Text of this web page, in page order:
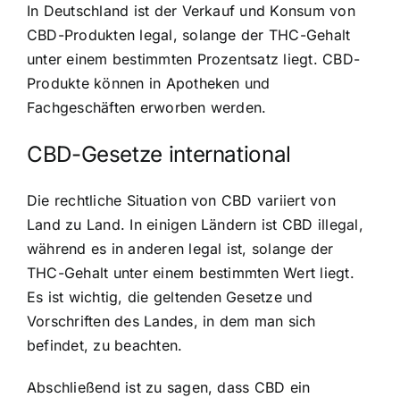
In Deutschland ist der Verkauf und Konsum von
CBD-Produkten legal, solange der THC-Gehalt
unter einem bestimmten Prozentsatz liegt. CBD-
Produkte können in Apotheken und
Fachgeschäften erworben werden.
CBD-Gesetze international
Die rechtliche Situation von CBD variiert von
Land zu Land. In einigen Ländern ist CBD illegal,
während es in anderen legal ist, solange der
THC-Gehalt unter einem bestimmten Wert liegt.
Es ist wichtig, die geltenden Gesetze und
Vorschriften des Landes, in dem man sich
befindet, zu beachten.
Abschließend ist zu sagen, dass CBD ein